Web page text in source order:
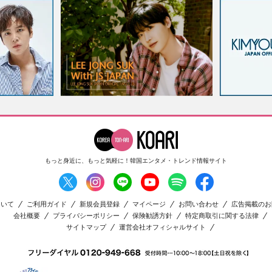
もっと身近に、もっと気軽に！ 韓国エンタメ・トレンド情報サイト
て ご利用ガイド 新規会員登録 マイページ お問い合わせ
広告掲載の
会社概要
プライバシーポリシー 保険勧誘方針
特定商取引に関する法律
サイトマップ
運営会社オフィシャルサイト